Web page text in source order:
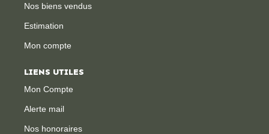
Nos biens vendus
Estimation
Mon compte
LIENS UTILES
Mon Compte
Alerte mail
Nos honoraires